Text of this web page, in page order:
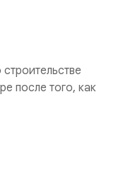
после того, как